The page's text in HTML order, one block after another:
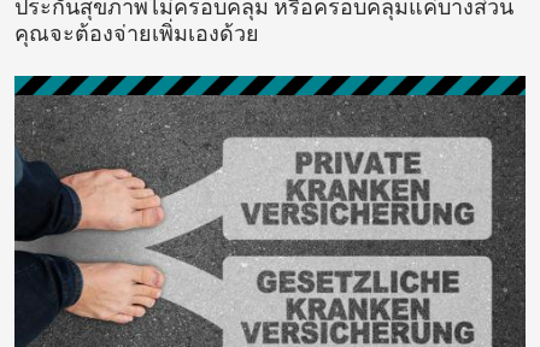
ประกันสุขภาพไม่ครอบคลุม หรือครอบคลุมแค่บางส่วน
คุณจะต้องจ่ายเพิ่มเองด้วย